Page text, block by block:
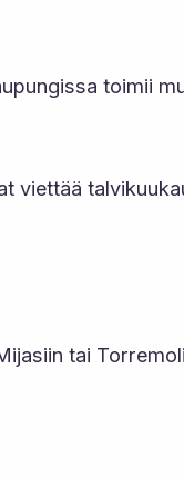
toimii
viettää
tai